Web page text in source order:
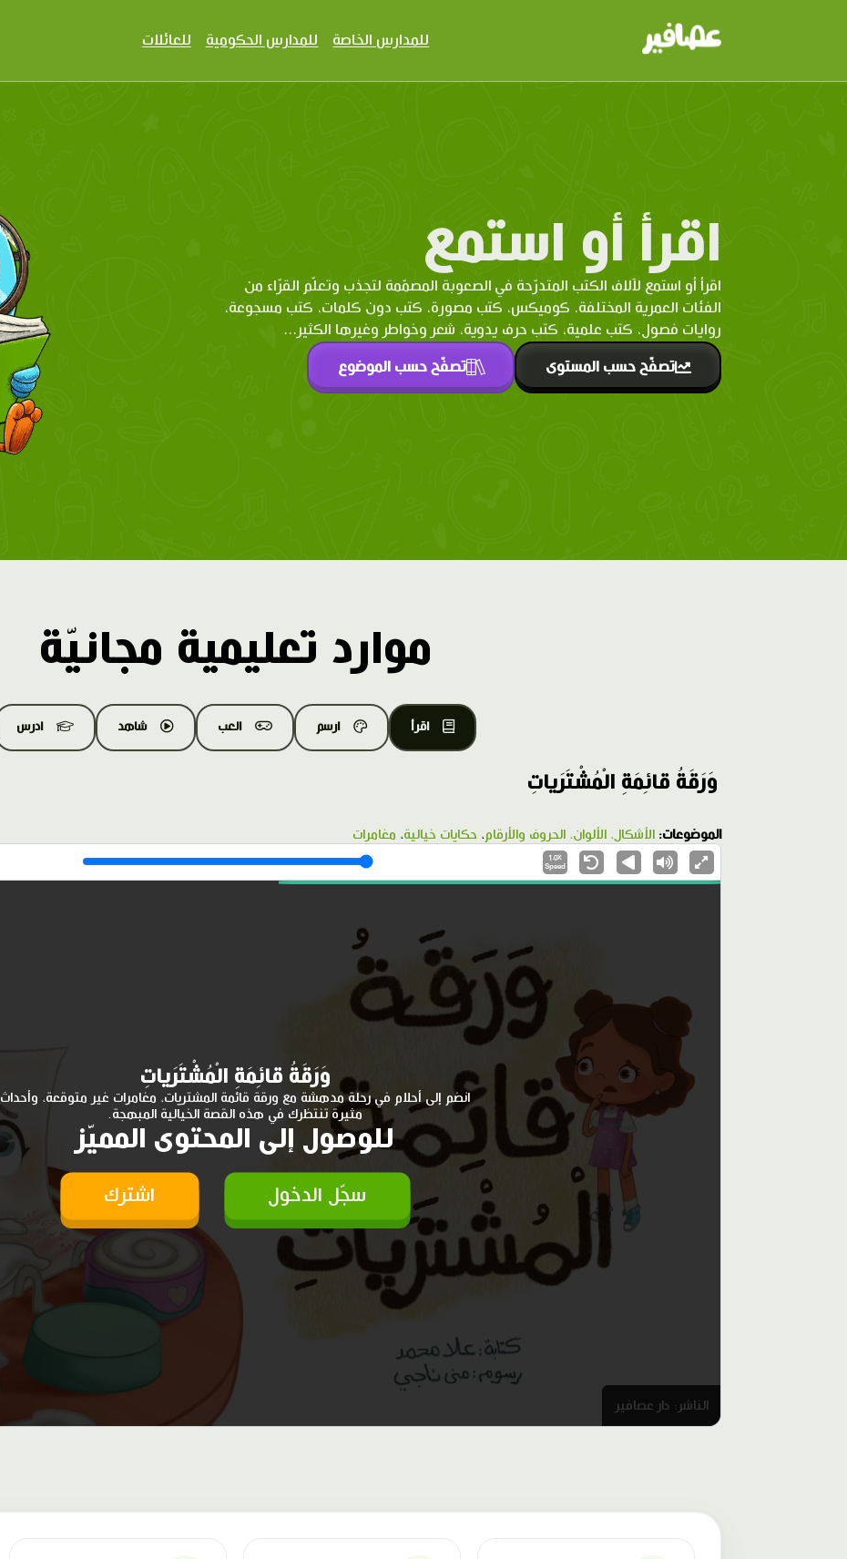
للمدارس الخاصة للمدارس الحكومية للعائلات
اقرأ أو استمع
اقرأ أو استمع لآلاف الكتب المتدرّحة في الصعوبة المصمّمة لتجذب وتعلّم القرّاء من
الفئات العمرية المختلفة. كوميكس، كتب مصورة، كتب دون كلمات، كتب مسجوعة،
روايات فصول، كتب علمية، كتب حرف يدوية، شعر وخواطر وغيرها الكثير...
تصفّح حسب المستوى تصفّح حسب الموضوع
موارد تعليمية مجانيّة
اقرأ ارسم العب شاهد ادرس
وَرَقَةُ قائِمَةِ الْمُشْتَرَياتِ
الموضوعات: الأشكال، الألوان، الحروف والأرقام، حكايات خيالية، مغامرات
1.0X
Speed
وَرَقَةُ قائِمَةِ الْمُشْتَرَياتِ
انضم إلى أحلام في رحلة مدهشة مع ورقة قائمة المشتريات، مغامرات غير متوقعة، وأحداث
مثيرة تنتظرك في هذه القصة الخيالية المبهجة.
للوصول إلى المحتوى المميّز
سجّل الدخول اشترك
الناشر: دار عصافير